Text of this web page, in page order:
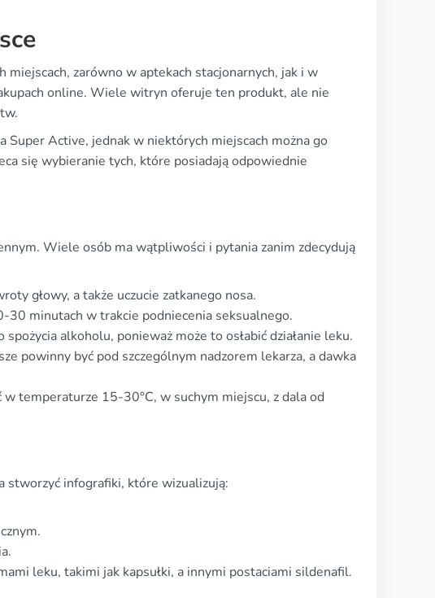
zarówno w aptekach stacjonarnych, jak i w
online. Wiele witryn oferuje ten produkt, ale nie
Active, jednak w niektórych miejscach można go
się wybieranie tych, które posiadają odpowiednie
Wiele osób ma wątpliwości i pytania zanim zdecydują
głowy, a także uczucie zatkanego nosa.
30 minutach w trakcie podniecenia seksualnego.
alkoholu, ponieważ może to osłabić działanie leku.
powinny być pod szczególnym nadzorem lekarza, a dawka
temperaturze 15-30°C, w suchym miejscu, z dala od
stworzyć infografiki, które wizualizują:
leku, takimi jak kapsułki, a innymi postaciami sildenafil.